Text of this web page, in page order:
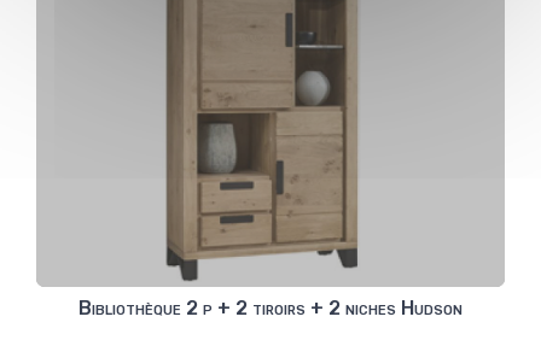
Bibliothèque 2 p + 2 tiroirs + 2 niches Hudson